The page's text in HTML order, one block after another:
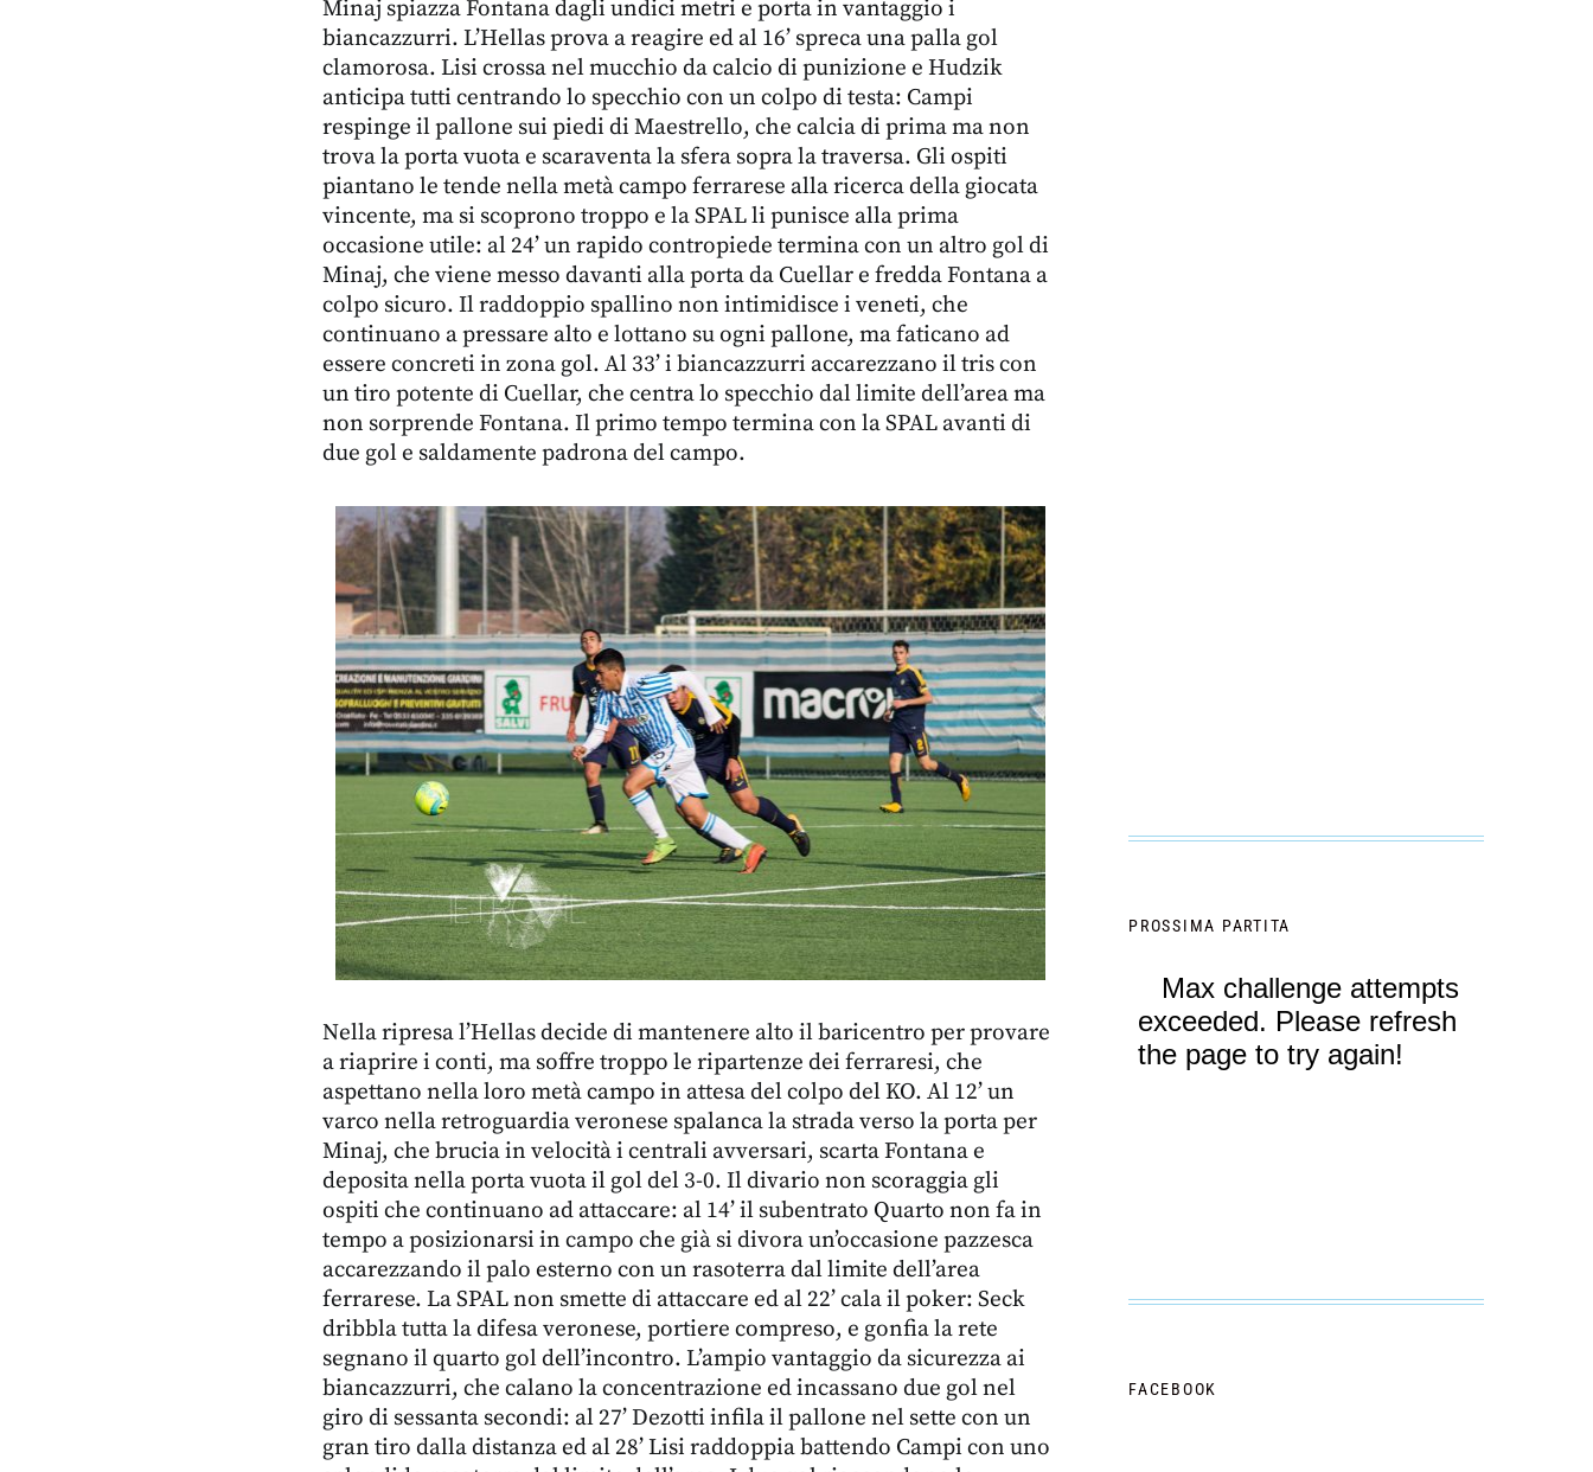
Minaj spiazza Fontana dagli undici metri e porta in vantaggio i
biancazzurri. L’Hellas prova a reagire ed al 16’ spreca una palla gol
clamorosa. Lisi crossa nel mucchio da calcio di punizione e Hudzik
anticipa tutti centrando lo specchio con un colpo di testa: Campi
respinge il pallone sui piedi di Maestrello, che calcia di prima ma non
trova la porta vuota e scaraventa la sfera sopra la traversa. Gli ospiti
piantano le tende nella metà campo ferrarese alla ricerca della giocata
vincente, ma si scoprono troppo e la SPAL li punisce alla prima
occasione utile: al 24’ un rapido contropiede termina con un altro gol di
Minaj, che viene messo davanti alla porta da Cuellar e fredda Fontana a
colpo sicuro. Il raddoppio spallino non intimidisce i veneti, che
continuano a pressare alto e lottano su ogni pallone, ma faticano ad
essere concreti in zona gol. Al 33’ i biancazzurri accarezzano il tris con
un tiro potente di Cuellar, che centra lo specchio dal limite dell’area ma
non sorprende Fontana. Il primo tempo termina con la SPAL avanti di
due gol e saldamente padrona del campo.
Nella ripresa l’Hellas decide di mantenere alto il baricentro per provare
a riaprire i conti, ma soffre troppo le ripartenze dei ferraresi, che
aspettano nella loro metà campo in attesa del colpo del KO. Al 12’ un
varco nella retroguardia veronese spalanca la strada verso la porta per
Minaj, che brucia in velocità i centrali avversari, scarta Fontana e
deposita nella porta vuota il gol del 3-0. Il divario non scoraggia gli
ospiti che continuano ad attaccare: al 14’ il subentrato Quarto non fa in
tempo a posizionarsi in campo che già si divora un’occasione pazzesca
accarezzando il palo esterno con un rasoterra dal limite dell’area
ferrarese. La SPAL non smette di attaccare ed al 22’ cala il poker: Seck
dribbla tutta la difesa veronese, portiere compreso, e gonfia la rete
segnano il quarto gol dell’incontro. L’ampio vantaggio da sicurezza ai
biancazzurri, che calano la concentrazione ed incassano due gol nel
giro di sessanta secondi: al 27’ Dezotti infila il pallone nel sette con un
gran tiro dalla distanza ed al 28’ Lisi raddoppia battendo Campi con uno
PROSSIMA PARTITA
FACEBOOK